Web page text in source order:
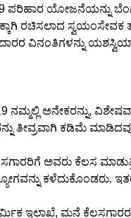
ಯೋಜನೆಯನ್ನು
ರಚಿಸಲಾದ
ವಿನಂತಿಗಳನ್ನು
ಅನೇಕರನ್ನು,
ತೀವ್ರವಾಗಿ ಕಡಿಮೆ
ಅವರು ಕೆಲಸ
ಕಳೆದುಕೊಂಡರು.
ಇಲಾಖೆ, ಮನೆ